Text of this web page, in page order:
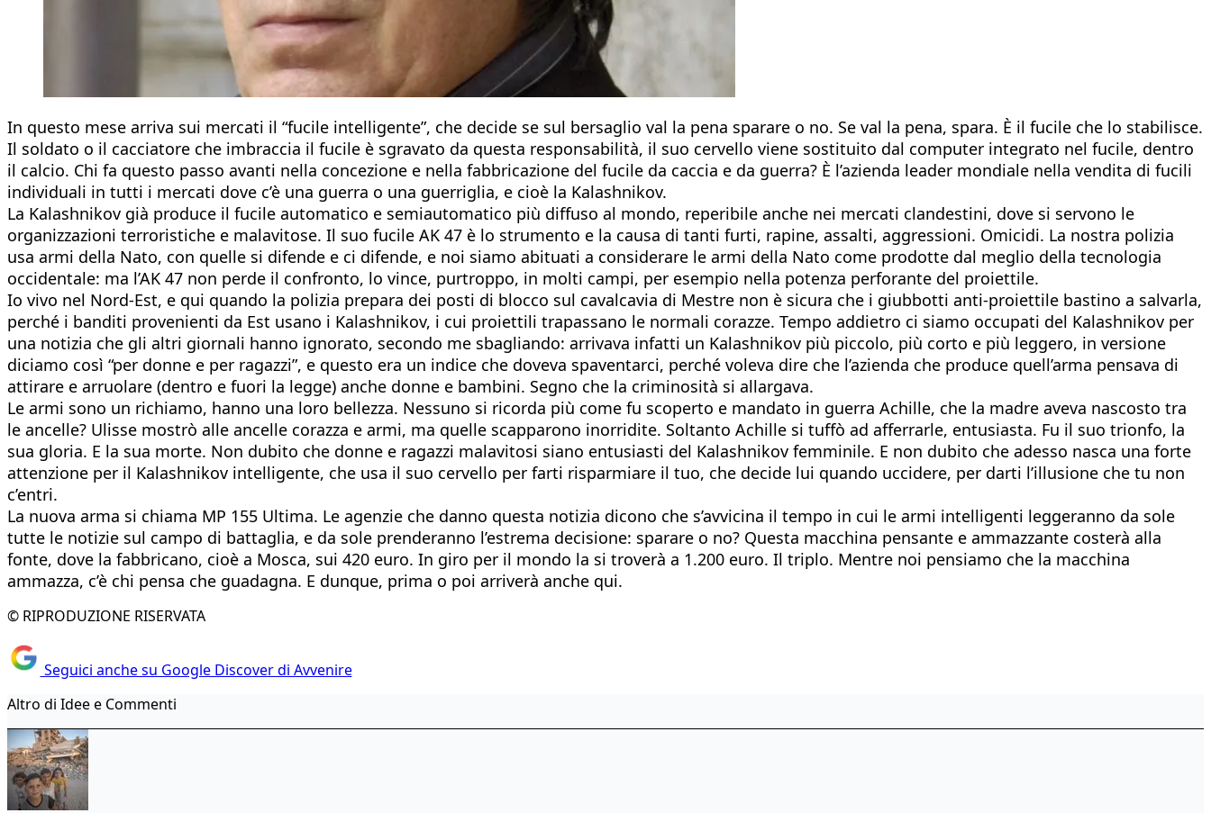
In questo mese arriva sui mercati il “fucile intelligente”, che decide se sul bersaglio val la pena sparare o no. Se val la pena, spara. È il fucile che lo stabilisce.
Il soldato o il cacciatore che imbraccia il fucile è sgravato da questa responsabilità, il suo cervello viene sostituito dal computer integrato nel fucile, dentro
il calcio. Chi fa questo passo avanti nella concezione e nella fabbricazione del fucile da caccia e da guerra? È l’azienda leader mondiale nella vendita di fucili
individuali in tutti i mercati dove c’è una guerra o una guerriglia, e cioè la Kalashnikov.
La Kalashnikov già produce il fucile automatico e semiautomatico più diffuso al mondo, reperibile anche nei mercati clandestini, dove si servono le
organizzazioni terroristiche e malavitose. Il suo fucile AK 47 è lo strumento e la causa di tanti furti, rapine, assalti, aggressioni. Omicidi. La nostra polizia
usa armi della Nato, con quelle si difende e ci difende, e noi siamo abituati a considerare le armi della Nato come prodotte dal meglio della tecnologia
occidentale: ma l’AK 47 non perde il confronto, lo vince, purtroppo, in molti campi, per esempio nella potenza perforante del proiettile.
Io vivo nel Nord-Est, e qui quando la polizia prepara dei posti di blocco sul cavalcavia di Mestre non è sicura che i giubbotti anti-proiettile bastino a salvarla,
perché i banditi provenienti da Est usano i Kalashnikov, i cui proiettili trapassano le normali corazze. Tempo addietro ci siamo occupati del Kalashnikov per
una notizia che gli altri giornali hanno ignorato, secondo me sbagliando: arrivava infatti un Kalashnikov più piccolo, più corto e più leggero, in versione
diciamo così “per donne e per ragazzi”, e questo era un indice che doveva spaventarci, perché voleva dire che l’azienda che produce quell’arma pensava di
attirare e arruolare (dentro e fuori la legge) anche donne e bambini. Segno che la criminosità si allargava.
Le armi sono un richiamo, hanno una loro bellezza. Nessuno si ricorda più come fu scoperto e mandato in guerra Achille, che la madre aveva nascosto tra
le ancelle? Ulisse mostrò alle ancelle corazza e armi, ma quelle scapparono inorridite. Soltanto Achille si tuffò ad afferrarle, entusiasta. Fu il suo trionfo, la
sua gloria. E la sua morte. Non dubito che donne e ragazzi malavitosi siano entusiasti del Kalashnikov femminile. E non dubito che adesso nasca una forte
attenzione per il Kalashnikov intelligente, che usa il suo cervello per farti risparmiare il tuo, che decide lui quando uccidere, per darti l’illusione che tu non
c’entri.
La nuova arma si chiama MP 155 Ultima. Le agenzie che danno questa notizia dicono che s’avvicina il tempo in cui le armi intelligenti leggeranno da sole
tutte le notizie sul campo di battaglia, e da sole prenderanno l’estrema decisione: sparare o no? Questa macchina pensante e ammazzante costerà alla
fonte, dove la fabbricano, cioè a Mosca, sui 420 euro. In giro per il mondo la si troverà a 1.200 euro. Il triplo. Mentre noi pensiamo che la macchina
ammazza, c’è chi pensa che guadagna. E dunque, prima o poi arriverà anche qui.
© RIPRODUZIONE RISERVATA
Seguici anche su Google Discover di Avvenire
Altro di Idee e Commenti